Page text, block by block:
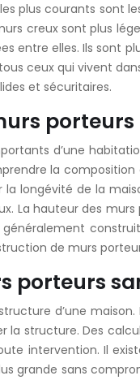
plus courants sont
creux sont plus
entre elles. Ils sont
ceux qui vivent
et sécuritaires.
d’une
la
longévité de la
La hauteur des
de murs
porteurs
d’une
structure. Des
intervention. Il
grande sans